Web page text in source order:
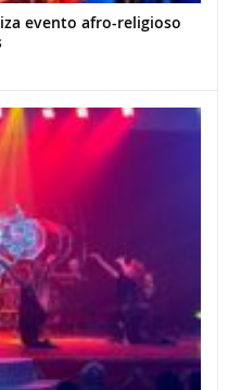
evento afro-religioso